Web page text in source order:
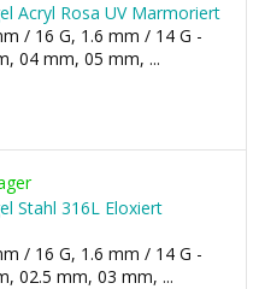
Acryl Rosa UV Marmoriert
/ 16 G, 1.6 mm / 14 G -
04 mm, 05 mm, ...
Stahl 316L Eloxiert
/ 16 G, 1.6 mm / 14 G -
02.5 mm, 03 mm, ...